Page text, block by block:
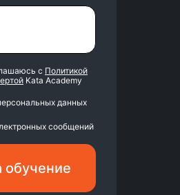
с Политикой
Kata Academy
данных
сообщений
обучение